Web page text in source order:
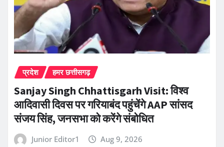
प्रदेश हमर छत्तीसगढ़
Sanjay Singh Chhattisgarh Visit: विश्व
आदिवासी दिवस पर गरियाबंद पहुंचेंगे AAP सांसद
संजय सिंह, जनसभा को करेंगे संबोधित
Junior Editor1 Aug 9, 2026